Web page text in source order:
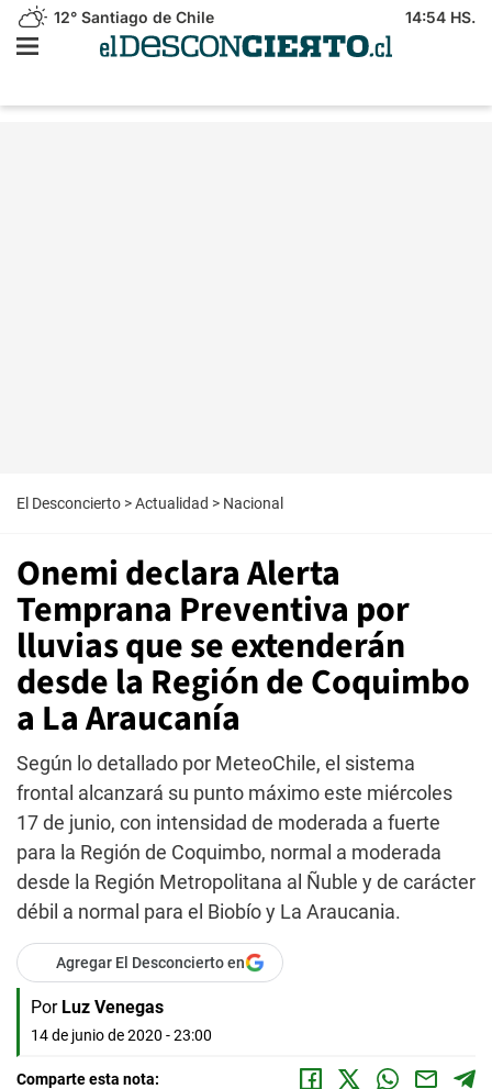
12° Santiago de Chile 14:54 HS.
El Desconcierto >Actualidad > Nacional
Onemi declara Alerta
Temprana Preventiva por
lluvias que se extenderán
desde la Región de Coquimbo
a La Araucanía
Según lo detallado por MeteoChile, el sistema
frontal alcanzará su punto máximo este miércoles
17 de junio, con intensidad de moderada a fuerte
para la Región de Coquimbo, normal a moderada
desde la Región Metropolitana al Ñuble y de carácter
débil a normal para el Biobío y La Araucania.
Agregar El Desconcierto en
Por Luz Venegas
14 de junio de 2020 - 23:00
Comparte esta nota: